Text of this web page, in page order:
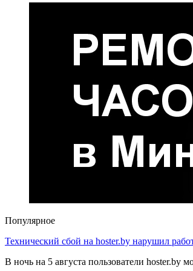
Популярное
Технический сбой на hoster.by нарушил
В ночь на 5 августа пользователи hoster.by